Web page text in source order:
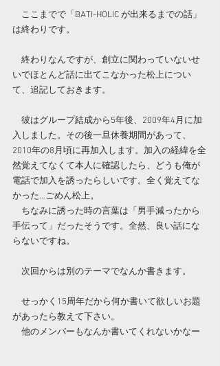
ここまでで「BATI-HOLIC が出来るまでの話」
は終わりです。
終わりなんですが、創立に関わっていないせ
いでほとんど話に出てこなかった松上につい
て、追記しておきます。
彼はグループ結成から5年後、2009年4月に加
入しました。その後一旦休養期間があって、
2010年の8月頃に再加入します。加入の経緯を全
然覚えてなくて本人に確認したら、どうも俺が
電話で加入を誘ったらしいです。全く覚えてな
かった…ごめん松上。
ちなみに誘った時の言葉は「男手減ったから
手伝って」だったそうです。全然、良い話にな
らないですね。
次回からは別のテーマでなんか書きます。
せっかく15周年だから何か書いて欲しいお題
があったら教えて下さい。
他のメンバーもなんか書いてくれないかなー